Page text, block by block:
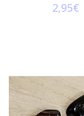
2,95€